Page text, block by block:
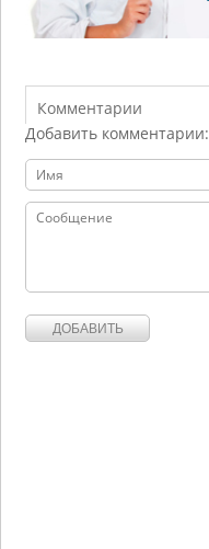
Комментарии
Добавить комментарии: